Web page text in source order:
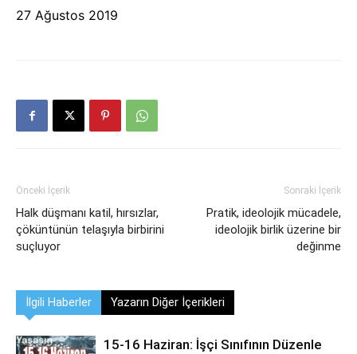
27 Ağustos 2019
Önceki İçerik
Halk düşmanı katil, hırsızlar,
çöküntünün telaşıyla birbirini
suçluyor
Sonraki İçerik
Pratik, ideolojik mücadele,
ideolojik birlik üzerine bir
değinme
İlgili Haberler Yazarın Diğer İçerikleri
15-16 Haziran: İşçi Sınıfının Düzenle